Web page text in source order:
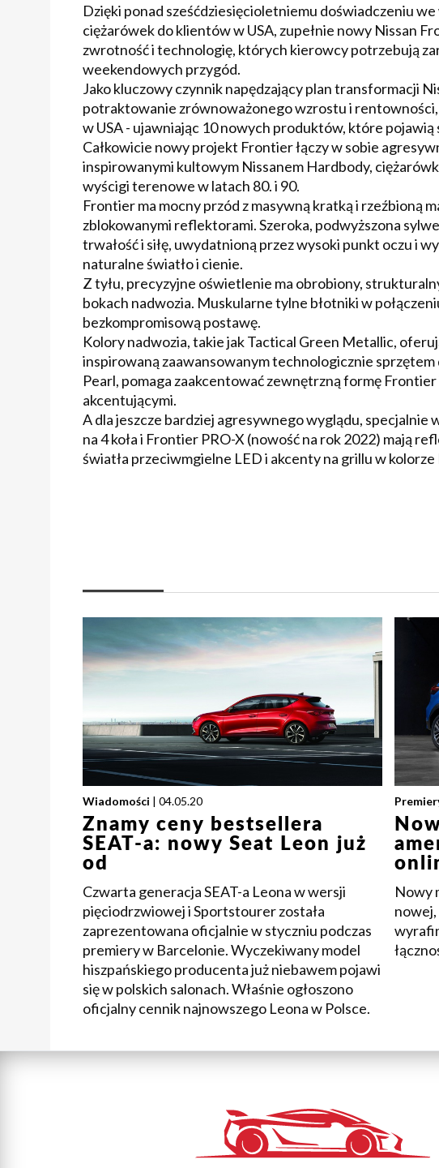
Dzięki ponad sześćdziesięcioletniemu doświadczeniu
ciężarówek do klientów w USA, zupełnie nowy Nissan
zwrotność i technologię, których kierowcy potrzebują
weekendowych przygód.
Jako kluczowy czynnik napędzający plan transformacji
potraktowanie zrównoważonego wzrostu i
w USA - ujawniając 10 nowych produktów, które pojawią
Całkowicie nowy projekt Frontier łączy w sobie
inspirowanymi kultowym Nissanem Hardbody,
wyścigi terenowe w latach 80. i 90.
Frontier ma mocny przód z masywną kratką i rzeźbioną
zblokowanymi reflektorami. Szeroka, podwyższona
trwałość i siłę, uwydatnioną przez wysoki punkt oczu i
naturalne światło i cienie.
Z tyłu, precyzyjne oświetlenie ma obrobiony,
bokach nadwozia. Muskularne tylne błotniki w
bezkompromisową postawę.
Kolory nadwozia, takie jak Tactical Green Metallic,
inspirowaną zaawansowanym technologicznie
Pearl, pomaga zaakcentować zewnętrzną formę Frontier
akcentującymi.
A dla jeszcze bardziej agresywnego wyglądu,
na 4 koła i Frontier PRO-X (nowość na rok 2022) mają
światła przeciwmgielne LED i akcenty na grillu w kolorze
Wiadomości | 04.05.20
Znamy ceny bestsellera
SEAT-a: nowy Seat Leon już
od
Czwarta generacja SEAT-a Leona w wersji
pięciodrzwiowej i Sportstourer została
zaprezentowana oficjalnie w styczniu podczas
premiery w Barcelonie. Wyczekiwany model
hiszpańskiego producenta już niebawem pojawi
się w polskich salonach. Właśnie ogłoszono
oficjalny cennik najnowszego Leona w Polsce.
Nowy